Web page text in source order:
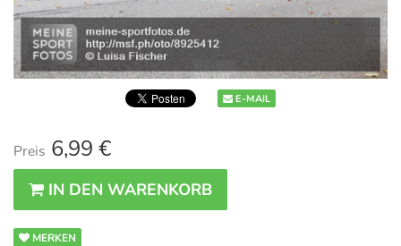
E-MAIL
Preis 6,99 €
IN DEN WARENKORB
MERKEN